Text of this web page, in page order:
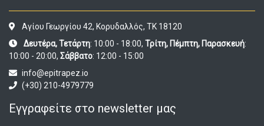
Αγίου Γεωργίου 42, Κορυδαλλός, ΤΚ 18120
Δευτέρα, Τετάρτη: 10:00 - 18:00, Τρίτη, Πέμπτη, Παρασκευή:
10:00 - 20:00, Σάββατο: 12:00 - 15:00
info@epitrapez.io
(+30) 210-4979779
Εγγραφείτε στο newsletter μας